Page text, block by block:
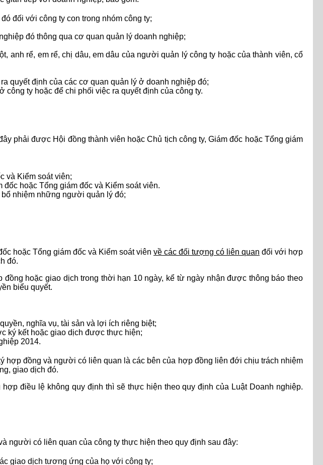
đối với công ty con trong nhóm công ty;
đó thông qua cơ quan quản lý doanh nghiệp;
anh rể, em rể, chị dâu, em dâu của người quản lý công ty hoặc của thành viên, cổ
quyết định của các cơ quan quản lý ở doanh nghiệp đó;
ty hoặc để chi phối việc ra quyết định của công ty.
phải được Hội đồng thành viên hoặc Chủ tịch công ty, Giám đốc hoặc Tổng giám
và Kiểm soát viên;
hoặc Tổng giám đốc và Kiểm soát viên.
nhiệm những người quản lý đó;
hoặc Tổng giám đốc và Kiểm soát viên về các đối tượng có liên quan đối với hợp
đó.
hoặc giao dịch trong thời hạn 10 ngày, kể từ ngày nhận được thông báo theo
biểu quyết.
nghĩa vụ, tài sản và lợi ích riêng biệt;
ký kết hoặc giao dịch được thực hiện;
2014.
hợp đồng và người có liên quan là các bên của hợp đồng liên đới chịu trách nhiệm
giao dịch đó.
điều lệ không quy định thì sẽ thực hiện theo quy định của Luật Doanh nghiệp.
người có liên quan của công ty thực hiện theo quy định sau đây:
giao dịch tương ứng của họ với công ty;